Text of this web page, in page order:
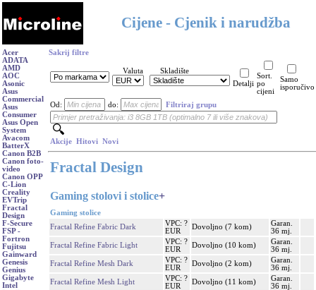
Cijene - Cjenik i narudžba
Acer
ADATA
AMD
AOC
Asonic
Asus
Commercial
Asus
Consumer
Asus Open
System
Avacom
BatterX
Canon B2B
Canon foto-
video
Canon OPP
C-Lion
Creality
EVTrip
Fractal
Design
F-Secure
FSP -
Fortron
Fujitsu
Gainward
Genesis
Genius
Gigabyte
Intel
Sakrij filtre
Valuta
Skladište
Detalji
Sort.
po
cijeni
Samo
isporučivo
Od: do: Filtriraj grupu
Akcije Hitovi Novi
Fractal Design
Gaming stolovi i stolice+
Gaming stolice
Fractal Refine Fabric Dark
VPC: ?
EUR
Dovoljno (7 kom)
Garan.
36 mj.
Fractal Refine Fabric Light
VPC: ?
EUR
Dovoljno (10 kom)
Garan.
36 mj.
Fractal Refine Mesh Dark
VPC: ?
EUR
Dovoljno (2 kom)
Garan.
36 mj.
Fractal Refine Mesh Light
VPC: ?
EUR
Dovoljno (11 kom)
Garan.
36 mj.